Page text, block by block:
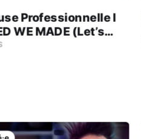
Professionnelle l
WE MADE (Let’s